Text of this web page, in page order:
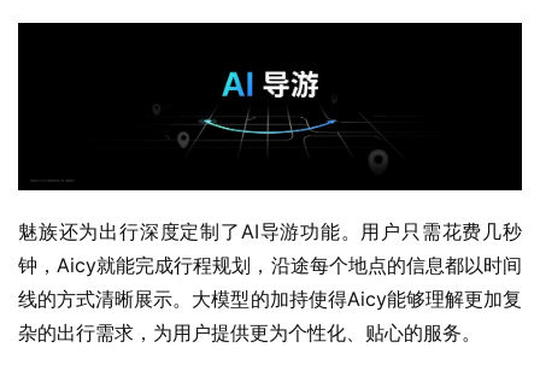
魅族还为出行深度定制了AI导游功能。用户只需花费几秒
钟，Aicy就能完成行程规划，沿途每个地点的信息都以时间
线的方式清晰展示。大模型的加持使得Aicy能够理解更加复
杂的出行需求，为用户提供更为个性化、贴心的服务。